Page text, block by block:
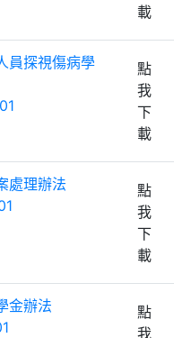
載
員探視傷病學
點
我
下
載
處理辦法
點
我
下
載
金辦法
點
我